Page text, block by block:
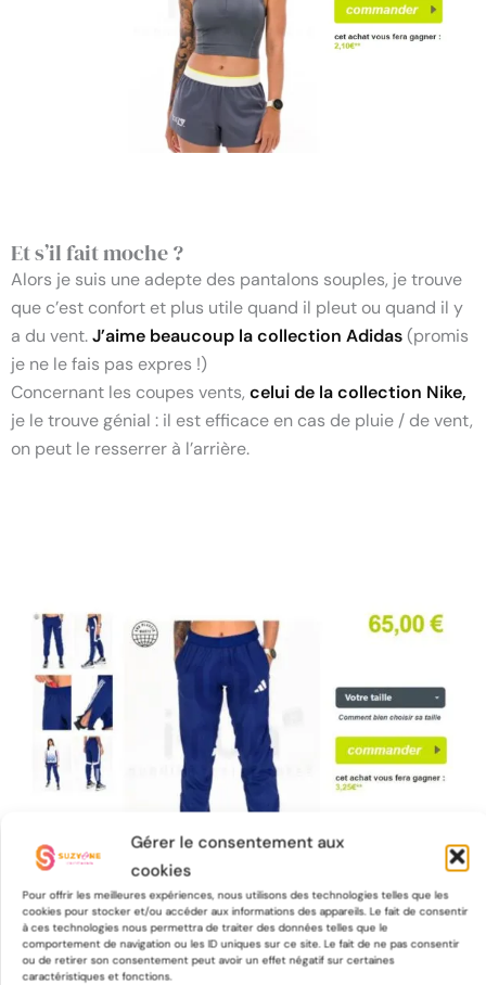
Gérer le consentement aux
cookies
Pour offrir les meilleures expériences, nous utilisons des technologies telles que les
cookies pour stocker et/ou accéder aux informations des appareils. Le fait de consentir
à ces technologies nous permettra de traiter des données telles que le
comportement de navigation ou les ID uniques sur ce site. Le fait de ne pas consentir
ou de retirer son consentement peut avoir un effet négatif sur certaines
caractéristiques et fonctions.
Et s’il fait moche ?
Alors je suis une adepte des pantalons souples, je trouve
que c’est confort et plus utile quand il pleut ou quand il y
a du vent.J’aime beaucoup la collection Adidas(promis
je ne le fais pas expres !)
Concernant les coupes vents, celui de la collection Nike,
je le trouve génial : il est efficace en cas de pluie / de vent,
on peut le resserrer à l’arrière.